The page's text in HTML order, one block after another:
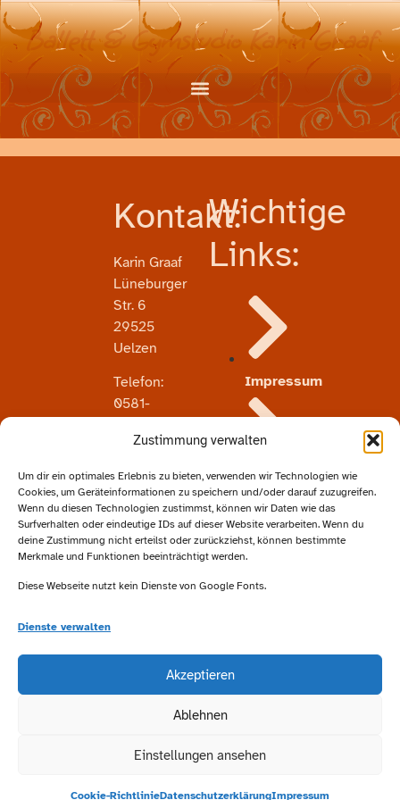
Zustimmung verwalten
Um dir ein optimales Erlebnis zu bieten, verwenden wir Technologien wie
Cookies, um Geräteinformationen zu speichern und/oder darauf zuzugreifen.
Wenn du diesen Technologien zustimmst, können wir Daten wie das
Surfverhalten oder eindeutige IDs auf dieser Website verarbeiten. Wenn du
deine Zustimmung nicht erteilst oder zurückziehst, können bestimmte
Merkmale und Funktionen beeinträchtigt werden.
Diese Webseite nutzt kein Dienste von Google Fonts.
Dienste verwalten
Akzeptieren
Ablehnen
Einstellungen ansehen
Cookie-RichtlinieDatenschutzerklärungImpressum
Ballett & Gymstudio Karin Graaf
Kontakt:
Karin Graaf
Lüneburger
Str. 6
29525
Uelzen
Telefon:
0581-
Email:
info@studiograaf.de
Wichtige
Links:
Impressum
Datenschutz
Besucht
uns
Instagram